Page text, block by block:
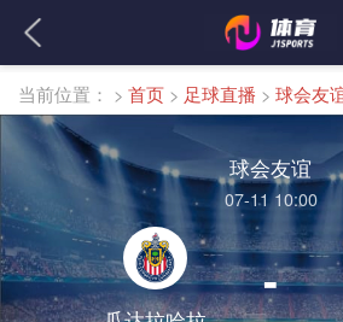
当前位置： > 首页 > 足球直播 >
球会友谊
07-11 10:00
-